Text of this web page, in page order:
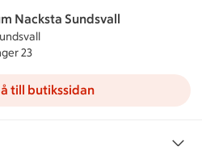
Nacksta Sundsvall
Nacksta Sundsvall är öppen nu,
23
till butikssidan